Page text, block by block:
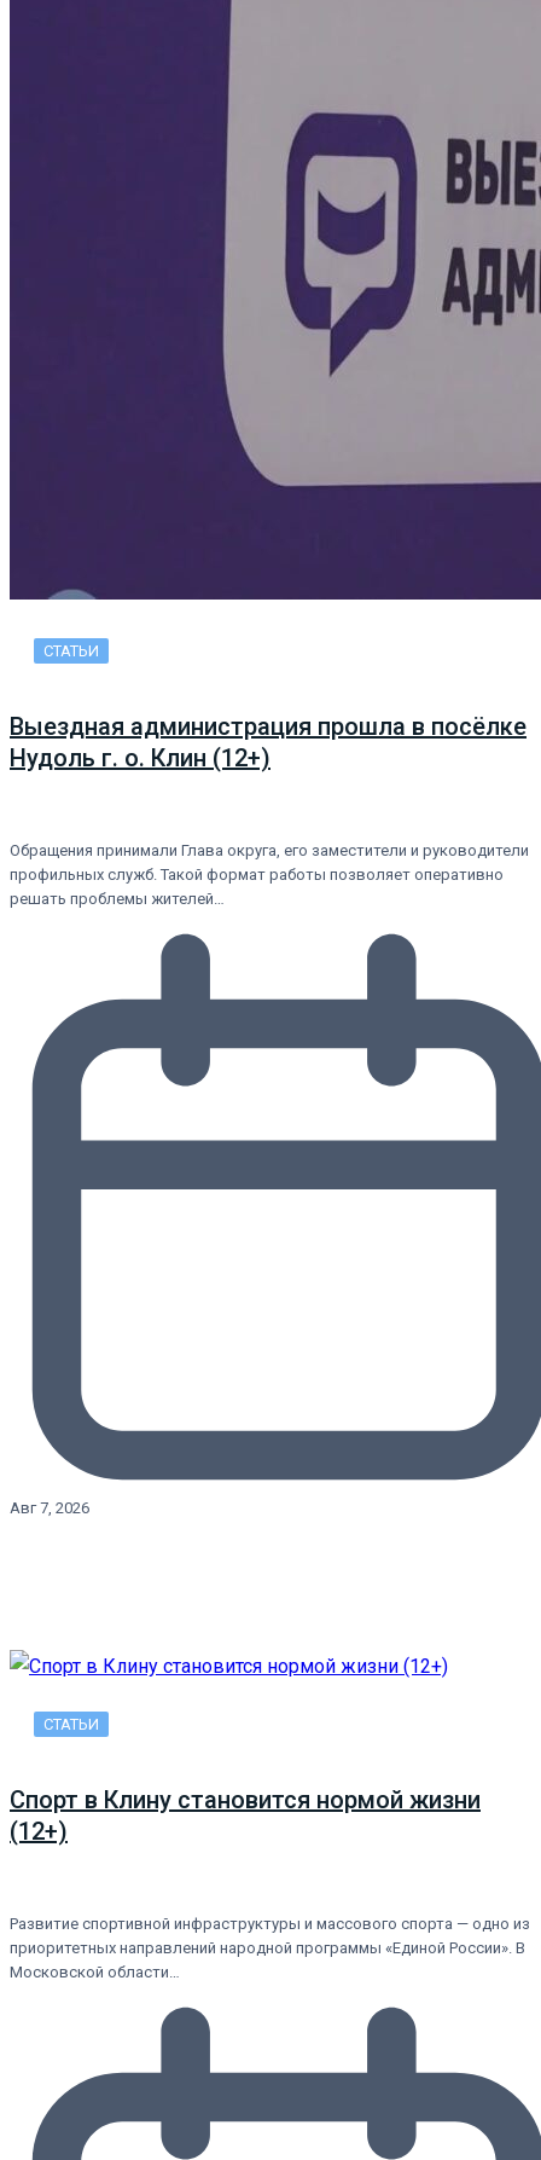
СТАТЬИ
Выездная администрация прошла в посёлке
Нудоль г. о. Клин (12+)
Обращения принимали Глава округа, его заместители и руководители
профильных служб. Такой формат работы позволяет оперативно
решать проблемы жителей…
Авг 7, 2026
СТАТЬИ
Спорт в Клину становится нормой жизни
(12+)
Развитие спортивной инфраструктуры и массового спорта — одно из
приоритетных направлений народной программы «Единой России». В
Московской области…